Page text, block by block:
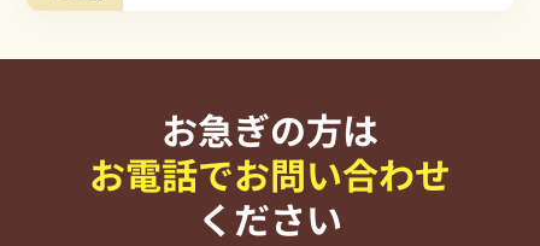
お急ぎの方は
お電話でお問い合わせ
ください